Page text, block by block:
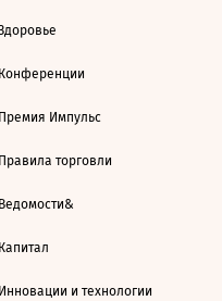
Конференции
Премия Импульс
Правила торговли
Ведомости&
Капитал
Инновации и технологии